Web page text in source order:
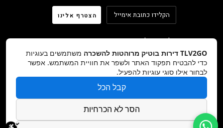
אל תשכח לעקוב אחרינו ב:
אתר מאת:DreamZone
TLV2GO דירות בוטיק מרוהטות להשכרה
משתמשים בעוגיות
כדי להבטיח תפקוד האתר ולשפר את חוויית המשתמש. אפשר
לבחור אילו סוגי עוגיות להפעיל.
קבל הכל
הסר לא הכרחיות